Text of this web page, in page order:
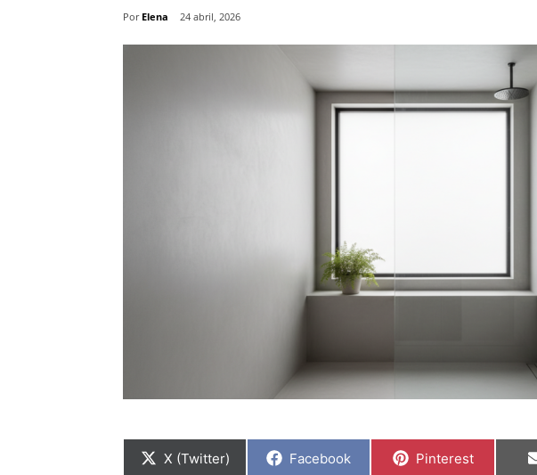
Por Elena 24 abril, 2026
C
X (Twitter) C
Facebook C
Pinterest